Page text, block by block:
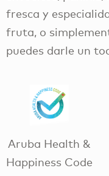
fresca y
fruta, o
puedes darle un
Aruba Health &
Happiness Code